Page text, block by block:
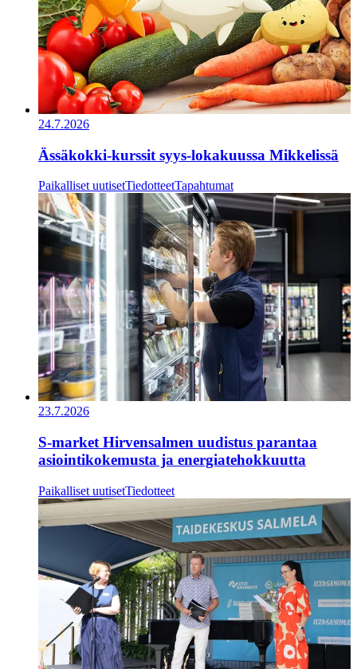
24.7.2026
Ässäkokki-kurssit syys-lokakuussa Mikkelissä
Paikalliset uutisetTiedotteetTapahtumat
23.7.2026
S-market Hirvensalmen uudistus parantaa
asiointikokemusta ja energiatehokkuutta
Paikalliset uutisetTiedotteet